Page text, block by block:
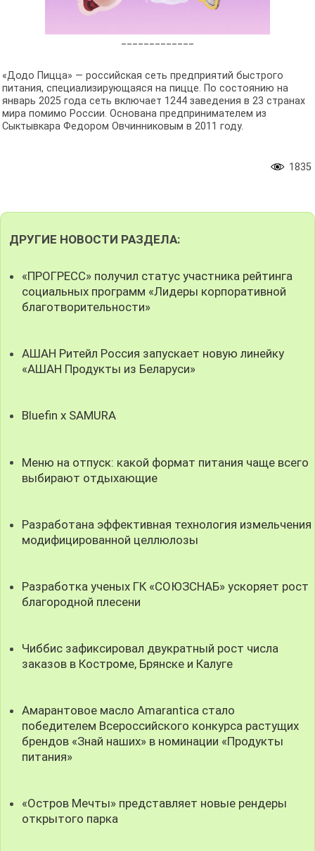
«Додо Пицца» — российская сеть предприятий быстрого
питания, специализирующаяся на пицце. По состоянию на
январь 2025 года сеть включает 1244 заведения в 23 странах
мира помимо России. Основана предпринимателем из
Сыктывкара Федором Овчинниковым в 2011 году.
1835
ДРУГИЕ НОВОСТИ РАЗДЕЛА:
«ПРОГРЕСС» получил статус участника рейтинга
социальных программ «Лидеры корпоративной
благотворительности»
АШАН Ритейл Россия запускает новую линейку
«АШАН Продукты из Беларуси»
Bluefin x SAMURA
Меню на отпуск: какой формат питания чаще всего
выбирают отдыхающие
Разработана эффективная технология измельчения
модифицированной целлюлозы
Разработка ученых ГК «СОЮЗСНАБ» ускоряет рост
благородной плесени
Чиббис зафиксировал двукратный рост числа
заказов в Костроме, Брянске и Калуге
Амарантовое масло Amarantica стало
победителем Всероссийского конкурса растущих
брендов «Знай наших» в номинации «Продукты
питания»
«Остров Мечты» представляет новые рендеры
открытого парка